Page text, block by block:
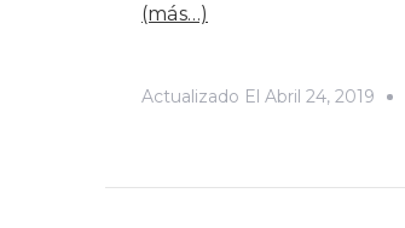
(más…)
Actualizado El Abril 24, 2019